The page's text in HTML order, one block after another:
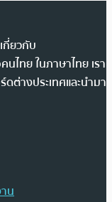
กี่ยวกับ
ไทย ในภาษาไทย เรา
ต่างประเทศและนำมา
น